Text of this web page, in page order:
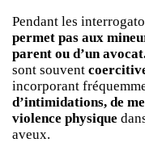
Pendant les
permet pas aux
parent ou d’un
sont souvent
incorporant
d’intimidations, de
violence physique
aveux.